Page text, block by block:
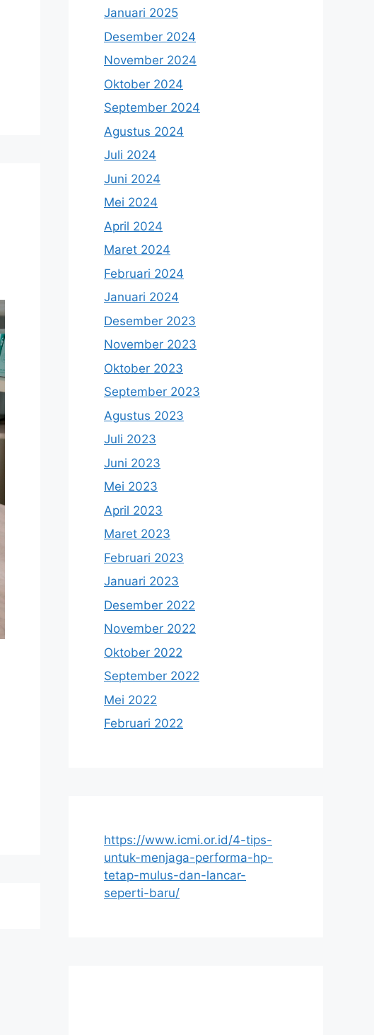
Januari 2025
Desember 2024
November 2024
Oktober 2024
September 2024
Agustus 2024
Juli 2024
Juni 2024
Mei 2024
April 2024
Maret 2024
Februari 2024
Januari 2024
Desember 2023
November 2023
Oktober 2023
September 2023
Agustus 2023
Juli 2023
Juni 2023
Mei 2023
April 2023
Maret 2023
Februari 2023
Januari 2023
Desember 2022
November 2022
Oktober 2022
September 2022
Mei 2022
Februari 2022
https://www.icmi.or.id/4-tips-
untuk-menjaga-performa-hp-
tetap-mulus-dan-lancar-
seperti-baru/